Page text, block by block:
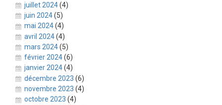
juillet 2024(4)
juin 2024(5)
mai 2024(4)
avril 2024(4)
mars 2024(5)
février 2024(6)
janvier 2024(4)
décembre 2023 (6)
novembre 2023 (4)
octobre 2023 (4)